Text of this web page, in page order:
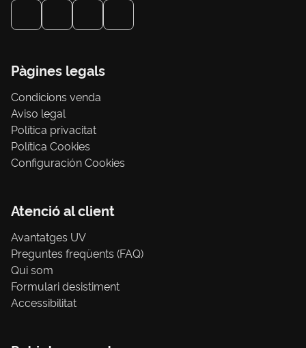
Pàgines legals
Condicions venda
Aviso legal
Política privacitat
Política Cookies
Configuración Cookies
Atenció al client
Avantatges UV
Preguntes freqüents (FAQ)
Qui som
Formulari desistiment
Accessibilitat